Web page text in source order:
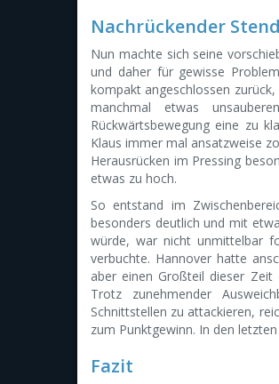
Nachrückender
Nun machte sich seine
und daher für gewisse
kompakt angeschlossen
manchmal etwas
Rückwärtsbewegung eine zu
Klaus immer mal ansatzweise
Herausrücken im Pressing
etwas zu hoch.
So entstand im
besonders deutlich und mit
würde, war nicht unmittelbar
verbuchte. Hannover hatte
aber einen Großteil dieser Zeit
Trotz zunehmender
Schnittstellen zu attackieren,
zum Punktgewinn. In den
Fazit